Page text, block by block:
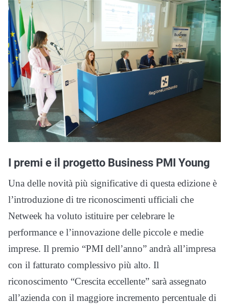
I premi e il progetto Business PMI Young
Una delle novità più significative di questa edizione è
l’introduzione di tre riconoscimenti ufficiali che
Netweek ha voluto istituire per celebrare le
performance e l’innovazione delle piccole e medie
imprese. Il premio “PMI dell’anno” andrà all’impresa
con il fatturato complessivo più alto. Il
riconoscimento “Crescita eccellente” sarà assegnato
all’azienda con il maggiore incremento percentuale di